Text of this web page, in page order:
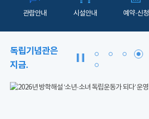
관람안내 시설안내 예약·신청
독립기념관은
지금.